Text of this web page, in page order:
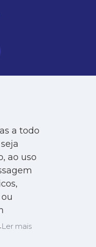
a todo
ao uso
Ler mais